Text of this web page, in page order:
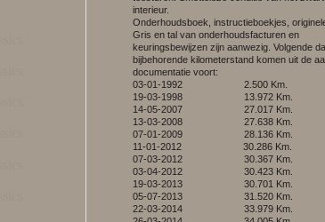
interieur.
Onderhoudsboek, instructieboekjes,
Gris en tal van onderhoudsfacturen en
keuringsbewijzen zijn aanwezig. Volgende
bijbehorende kilometerstand komen uit de
documentatie voort:
03-01-1992 2.500 Km.
19-03-1998 13.972 Km.
14-05-2007 27.017 Km.
13-03-2008 27.638 Km.
07-01-2009 28.136 Km.
11-01-2012 30.286 Km.
07-03-2012 30.367 Km.
03-04-2012 30.423 Km.
19-03-2013 30.701 Km.
05-07-2013 31.520 Km.
22-03-2014 33.979 Km.